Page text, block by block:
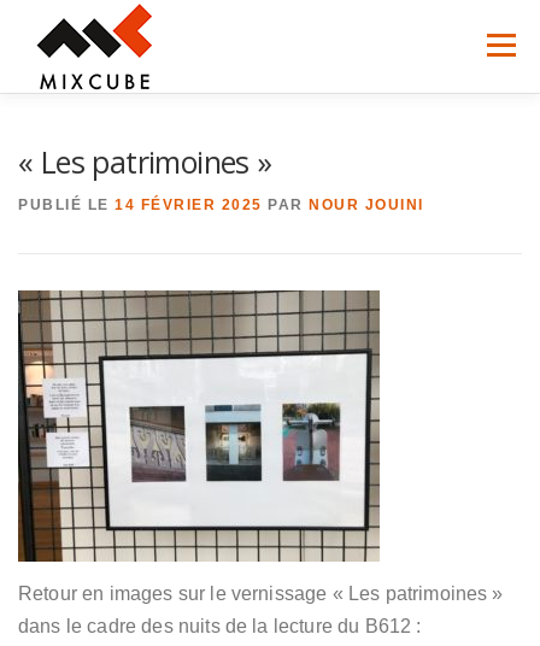
contenu
Menu
INFORMATIONS PRATIQUES
« Les patrimoines »
PUBLIÉ LE 14 FÉVRIER 2025 PAR NOUR JOUINI
Retour en images sur le vernissage « Les patrimoines »
dans le cadre des nuits de la lecture du B612 :